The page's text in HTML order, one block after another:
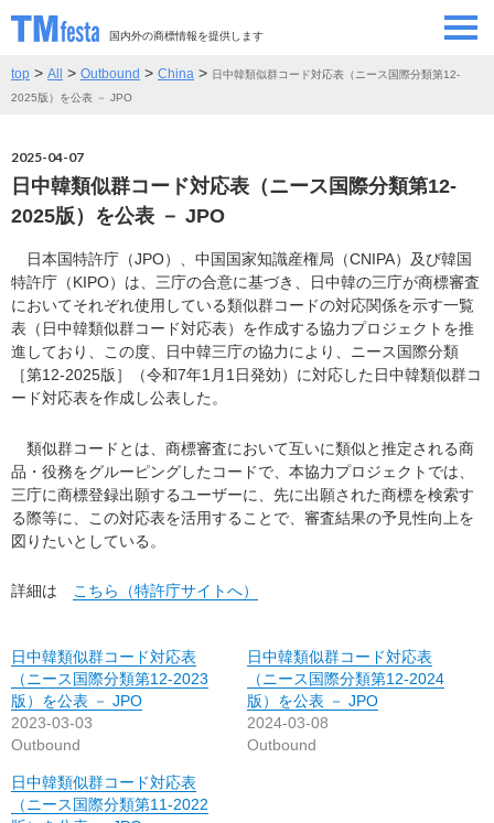
国内外の商標情報を提供します
SEMINAR/EVENT
CONTRIBUTORS 情報提供者
CONTACT お問い合わせ
top > All > Outbound > China > 日中韓類似群コード対応表（ニース国際分類第12-
2025版）を公表 － JPO
2025-04-07
日中韓類似群コード対応表（ニース国際分類第12-
2025版）を公表 － JPO
日本国特許庁（JPO）、中国国家知識産権局（CNIPA）及び韓国
特許庁（KIPO）は、三庁の合意に基づき、日中韓の三庁が商標審査
においてそれぞれ使用している類似群コードの対応関係を示す一覧
表（日中韓類似群コード対応表）を作成する協力プロジェクトを推
進しており、この度、日中韓三庁の協力により、ニース国際分類
［第12-2025版］（令和7年1月1日発効）に対応した日中韓類似群コ
ード対応表を作成し公表した。
類似群コードとは、商標審査において互いに類似と推定される商
品・役務をグルーピングしたコードで、本協力プロジェクトでは、
三庁に商標登録出願するユーザーに、先に出願された商標を検索す
る際等に、この対応表を活用することで、審査結果の予見性向上を
図りたいとしている。
詳細は こちら（特許庁サイトへ）
日中韓類似群コード対応表
（ニース国際分類第12-2023
版）を公表 － JPO
2023-03-03
Outbound
日中韓類似群コード対応表
（ニース国際分類第12-2024
版）を公表 － JPO
2024-03-08
Outbound
日中韓類似群コード対応表
（ニース国際分類第11-2022